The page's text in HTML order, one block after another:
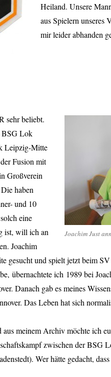
Heiland. Unsere
aus Spielern unseres
mir leider abhanden
Joachim Just
sehr beliebt.
BSG Lok
Leipzig-Mitte
Fusion mit
Großverein
haben
und 10
eine
ist, will ich an
Joachim
gesucht und spielt jetzt beim
übernachtete ich 1989 bei
Danach gab es meines
Das Leben hat sich
aus meinem Archiv möchte ich
zwischen der BSG
Wer hätte gedacht,